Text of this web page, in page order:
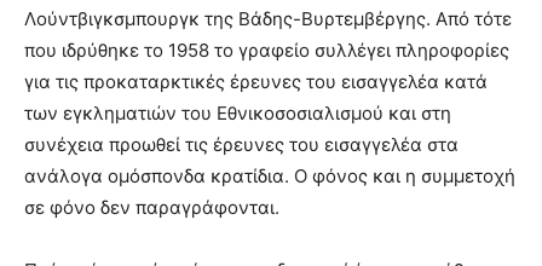
Λούντβιγκσμπουργκ της Βάδης-Βυρτεμβέργης. Από τότε
που ιδρύθηκε το 1958 το γραφείο συλλέγει πληροφορίες
για τις προκαταρκτικές έρευνες του εισαγγελέα κατά
των εγκληματιών του Εθνικοσοσιαλισμού και στη
συνέχεια προωθεί τις έρευνες του εισαγγελέα στα
ανάλογα ομόσπονδα κρατίδια. Ο φόνος και η συμμετοχή
σε φόνο δεν παραγράφονται.